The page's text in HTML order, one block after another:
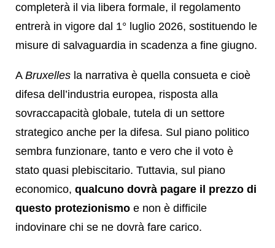
completerà il via libera formale, il regolamento
entrerà in vigore dal 1° luglio 2026, sostituendo le
misure di salvaguardia in scadenza a fine giugno.
A Bruxelles la narrativa è quella consueta e cioè
difesa dell’industria europea, risposta alla
sovraccapacità globale, tutela di un settore
strategico anche per la difesa. Sul piano politico
sembra funzionare, tanto e vero che il voto è
stato quasi plebiscitario. Tuttavia, sul piano
economico, qualcuno dovrà pagare il prezzo di
questo protezionismo e non è difficile
indovinare chi se ne dovrà fare carico.